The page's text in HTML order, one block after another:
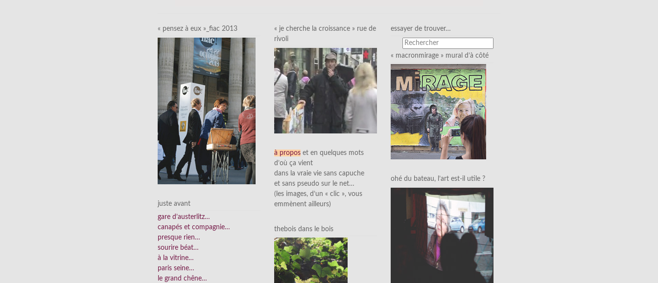
« pensez à eux »_fiac 2013
juste avant
gare d’austerlitz…
canapés et compagnie…
presque rien…
sourire béat…
à la vitrine…
paris seine…
le grand chêne…
« je cherche la croissance » rue de
rivoli
à propos et en quelques mots
d’où ça vient
dans la vraie vie sans capuche
et sans pseudo sur le net…
(les images, d’un « clic », vous
emmènent ailleurs)
thebois dans le bois
essayer de trouver…
« macronmirage » mural d’à côté
ohé du bateau, l’art est-il utile ?